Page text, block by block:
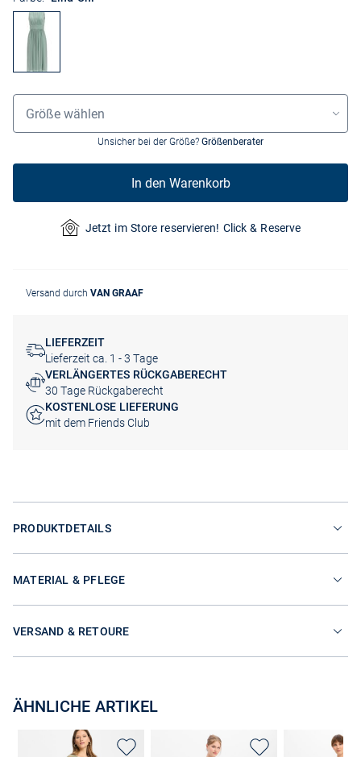
Größenauswahl
Größe wählen
Unsicher bei der Größe? Größenberater
In den Warenkorb
Jetzt im Store reservieren! Click & Reserve
Versand durch VAN GRAAF
LIEFERZEIT
Lieferzeit ca. 1 - 3 Tage
VERLÄNGERTES RÜCKGABERECHT
30 Tage Rückgaberecht
KOSTENLOSE LIEFERUNG
mit dem Friends Club
PRODUKTDETAILS
MATERIAL & PFLEGE
VERSAND & RETOURE
ÄHNLICHE ARTIKEL